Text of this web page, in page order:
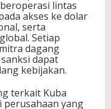
lintas
akses ke dolar
serta
Setiap
dagang
dapat
kebijakan.
terkait Kuba
perusahaan yang